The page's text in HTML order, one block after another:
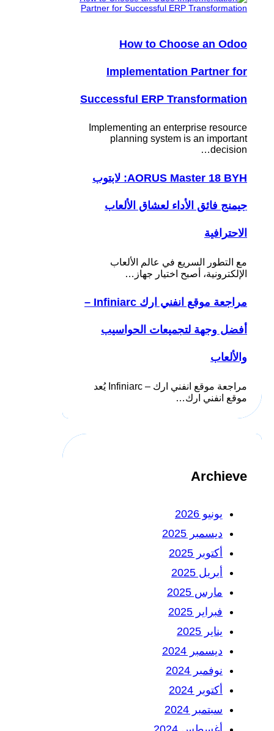
How to Choose an Odoo
Implementation Partner for
Successful ERP Transformation
Implementing an enterprise resource
planning system is an important
decision…
AORUS Master 18 BYH: لابتوب
جيمنج فائق الأداء لعشاق الألعاب
الاحترافية
مع التطور السريع في عالم الألعاب
الإلكترونية، أصبح اختيار جهاز…
مراجعة موقع انفني ارك Infiniarc –
أفضل وجهة لتجميعات الحواسيب
والألعاب
مراجعة موقع انفني ارك – Infiniarc يُعد
موقع انفني ارك…
Archieve
يونيو 2026
ديسمبر 2025
أكتوبر 2025
أبريل 2025
مارس 2025
فبراير 2025
يناير 2025
ديسمبر 2024
نوفمبر 2024
أكتوبر 2024
سبتمبر 2024